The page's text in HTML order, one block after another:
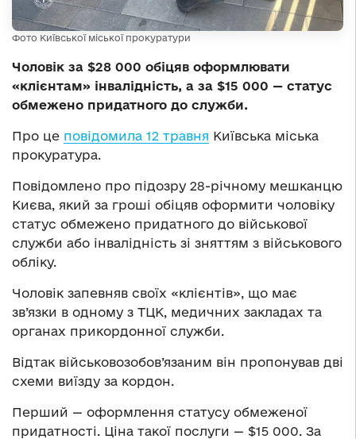
Фото Київської міської прокуратури
Чоловік за $28 000 обіцяв оформлювати
«клієнтам» інвалідність, а за $15 000 — статус
обмежено придатного до служби.
Про це повідомила 12 травня Київська міська
прокуратура.
Повідомлено про підозру 28-річному мешканцю
Києва, який за гроші обіцяв оформити чоловіку
статус обмежено придатного до військової
служби або інвалідність зі зняттям з військового
обліку.
Чоловік запевняв своїх «клієнтів», що має
зв’язки в одному з ТЦК, медичних закладах та
органах прикордонної служби.
Відтак військовозобов’язаним він пропонував дві
схеми виїзду за кордон.
Перший — оформлення статусу обмеженої
придатності. Ціна такої послуги — $15 000. За